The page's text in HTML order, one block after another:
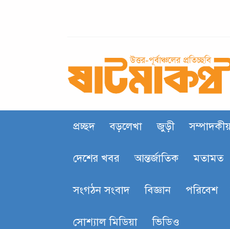
প্রচ্ছদ বড়লেখা জুড়ী
দেশের খবর আন্তর্জাতিক মতামত
সংগঠন সংবাদ বিজ্ঞান পরিবেশ
সোশ্যাল মিডিয়া ভিডিও